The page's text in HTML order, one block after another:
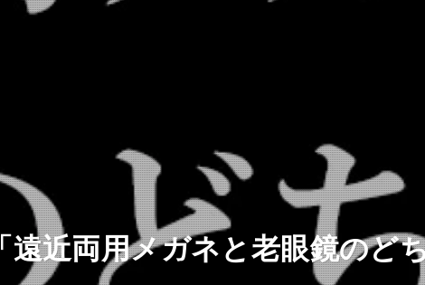
「遠近両用メガネと老眼鏡のど